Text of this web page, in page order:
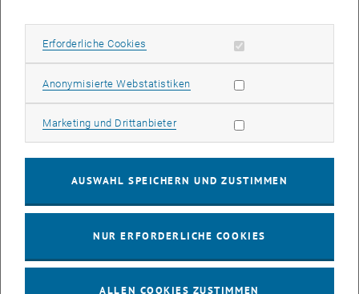
Info Session Learning Journey Turin
Veranstaltungstyp:
INFORMATIONSVERANSTALTUNG
Veranstaltungsort: Online, Via Zoom
Stammtisch 04.08.
04
AUG. 26
–
tba, 1060 Wien
Erforderliche Cookies Erforderliche Cookies zulassen
Anonymisierte WebstatistikenStatistik Cookies zulassen
Marketing und DrittanbieterMarketing Cookies zulassen
AUSWAHL SPEICHERN UND ZUSTIMMEN
NUR ERFORDERLICHE COOKIES
ALLEN COOKIES ZUSTIMMEN